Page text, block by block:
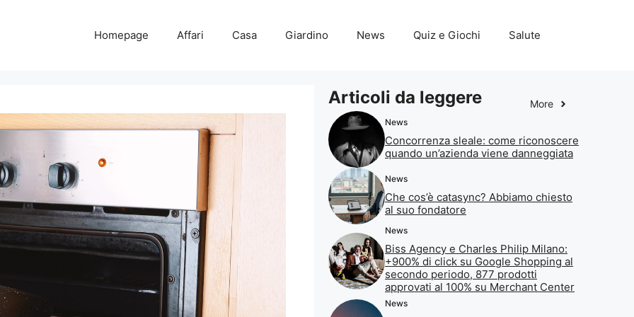
Homepage Affari Casa Giardino News Quiz e Giochi Salute
Articoli da leggere More
News
Concorrenza sleale: come riconoscere
quando un’azienda viene danneggiata
News
Che cos’è catasync? Abbiamo chiesto
al suo fondatore
News
Biss Agency e Charles Philip Milano:
+900% di click su Google Shopping al
secondo periodo, 877 prodotti
approvati al 100% su Merchant Center
News